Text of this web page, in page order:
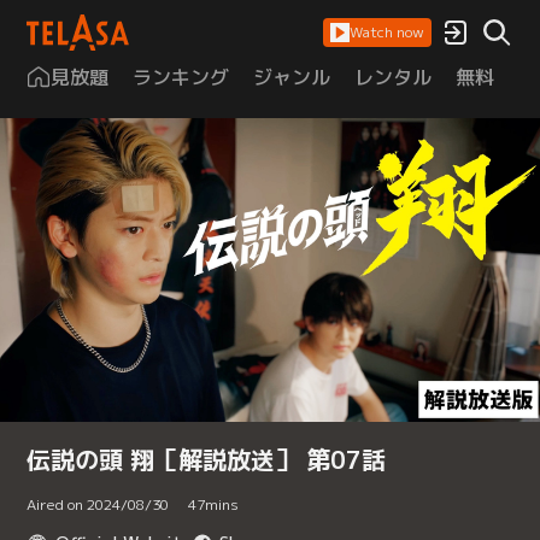
Watch now
見放題 ランキング ジャンル レンタル 無料
伝説の頭 翔［解説放送］ 第07話
Aired on 2024/08/30 47mins